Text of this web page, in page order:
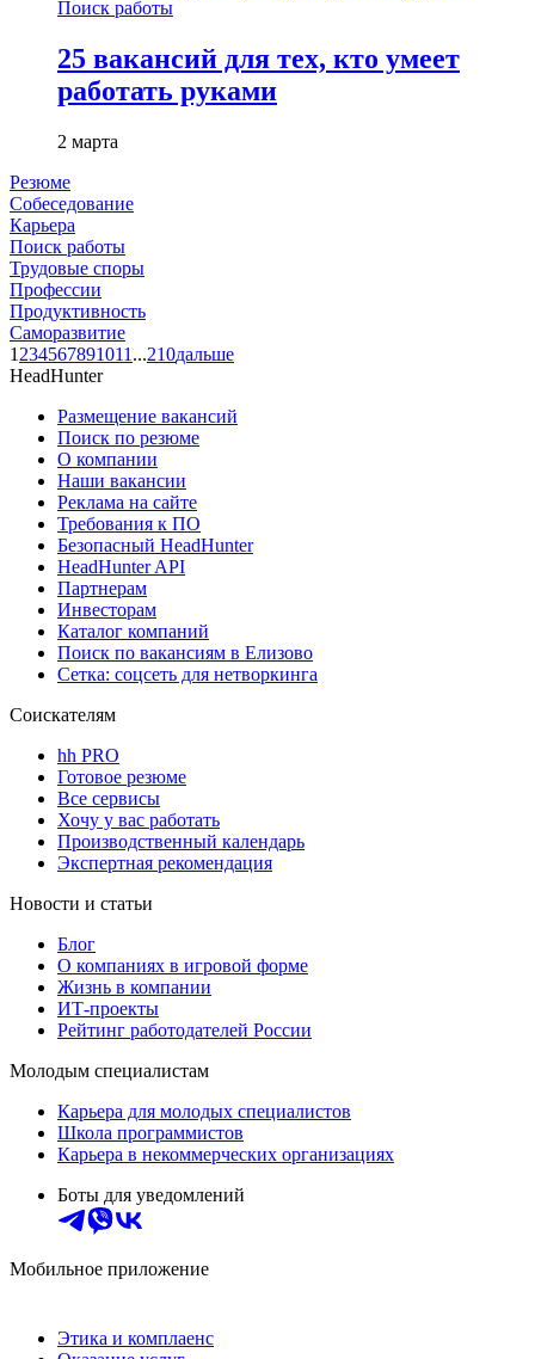
Поиск работы
25 вакансий для тех, кто умеет
работать руками
2 марта
Резюме
Собеседование
Карьера
Поиск работы
Трудовые споры
Профессии
Продуктивность
Саморазвитие
1 234567891011 ...210дальше
HeadHunter
Размещение вакансий
Поиск по резюме
О компании
Наши вакансии
Реклама на сайте
Требования к ПО
Безопасный HeadHunter
HeadHunter API
Партнерам
Инвесторам
Каталог компаний
Поиск по вакансиям в Елизово
Сетка: соцсеть для нетворкинга
Соискателям
hh PRO
Готовое резюме
Все сервисы
Хочу у вас работать
Производственный календарь
Экспертная рекомендация
Новости и статьи
Блог
О компаниях в игровой форме
Жизнь в компании
ИТ-проекты
Рейтинг работодателей России
Молодым специалистам
Карьера для молодых специалистов
Школа программистов
Карьера в некоммерческих организациях
Боты для уведомлений
Мобильное приложение
Этика и комплаенс